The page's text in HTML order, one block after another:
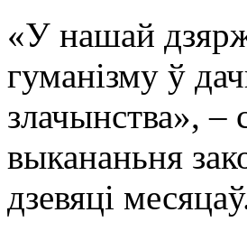
«У нашай
гуманізму ў
злачынства», –
выкананьня
дзевяці